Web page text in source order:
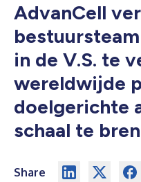
AdvanCell
in de V.S. te
wereldwijde
doelgerichte
schaal te
Share